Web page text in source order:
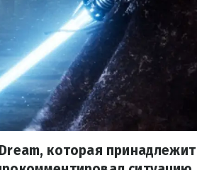
которая принадлежит